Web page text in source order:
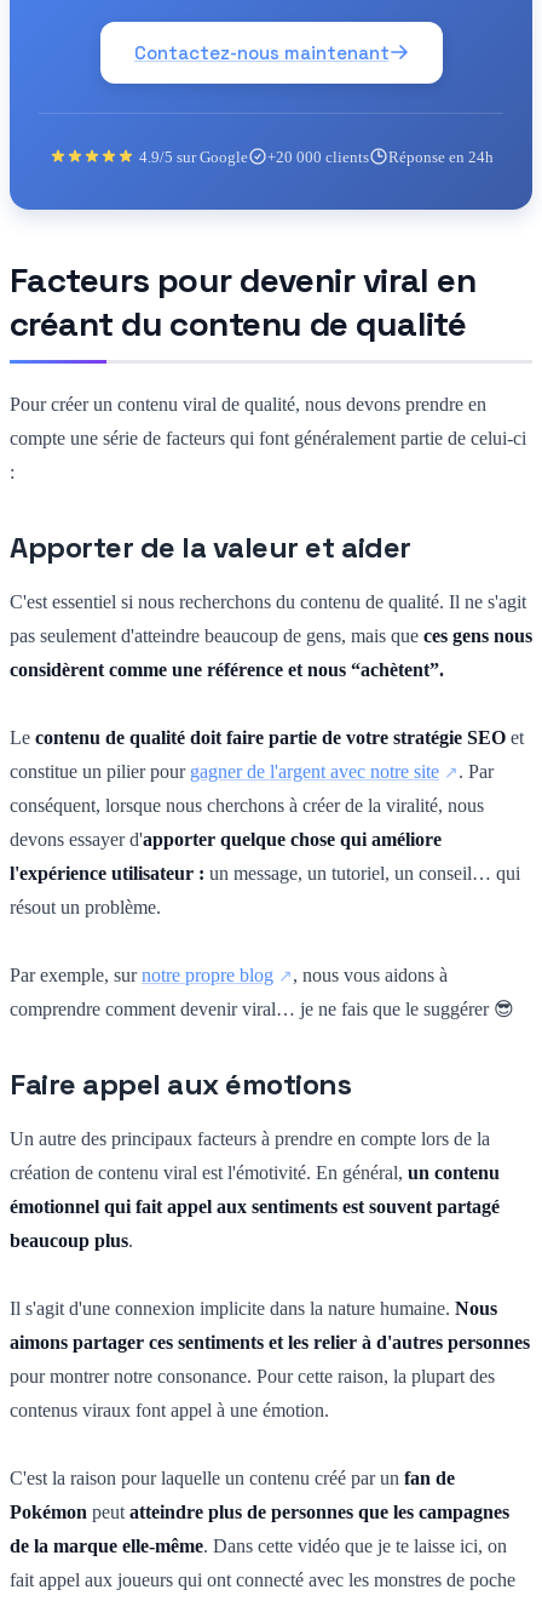
Contactez-nous maintenant
4.9/5 sur Google +20 000 clients Réponse en 24h
Facteurs pour devenir viral en
créant du contenu de qualité
Pour créer un contenu viral de qualité, nous devons prendre en
compte une série de facteurs qui font généralement partie de celui-ci
:
Apporter de la valeur et aider
C'est essentiel si nous recherchons du contenu de qualité. Il ne s'agit
pas seulement d'atteindre beaucoup de gens, mais que ces gens nous
considèrent comme une référence et nous “achètent”.
Le contenu de qualité doit faire partie de votre stratégie SEO et
constitue un pilier pour gagner de l'argent avec notre site
. Par
conséquent, lorsque nous cherchons à créer de la viralité, nous
devons essayer d'apporter quelque chose qui améliore
l'expérience utilisateur : un message, un tutoriel, un conseil… qui
résout un problème.
Par exemple, surnotre propre blog
, nous vous aidons à
comprendre comment devenir viral… je ne fais que le suggérer 😎
Faire appel aux émotions
Un autre des principaux facteurs à prendre en compte lors de la
création de contenu viral est l'émotivité. En général, un contenu
émotionnel qui fait appel aux sentiments est souvent partagé
beaucoup plus.
Il s'agit d'une connexion implicite dans la nature humaine. Nous
aimons partager ces sentiments et les relier à d'autres personnes
pour montrer notre consonance. Pour cette raison, la plupart des
contenus viraux font appel à une émotion.
C'est la raison pour laquelle un contenu créé par un fan de
Pokémon peut atteindre plus de personnes que les campagnes
de la marque elle-même. Dans cette vidéo que je te laisse ici, on
fait appel aux joueurs qui ont connecté avec les monstres de poche